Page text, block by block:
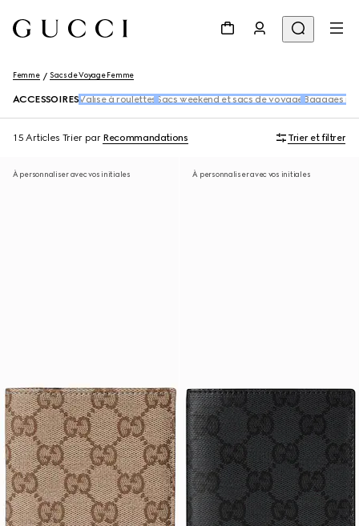
Femme Sacs de Voyage Femme
ACCESSOIRES Valise à roulettes Sacs weekend et sacs de voyage Bagages
15 Articles Trier par Recommandations Trier et filtrer
À personnaliser avec vos initiales À personnaliser avec vos initiales